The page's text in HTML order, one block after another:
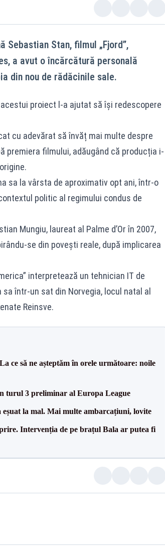
Stan, filmul „Fjord”,
a avut o încărcătură personală
din nou de rădăcinile sale.
proiect l-a ajutat să își redescopere
cu adevărat să învăț mai multe despre
premiera filmului, adăugând că producția i-
sa la vârsta de aproximativ opt ani, într-o
politic al regimului condus de
Mungiu, laureat al Palme d’Or în 2007,
se din povești reale, după implicarea
interpretează un tehnician IT de
într-un sat din Norvegia, locul natal al
Reinsve.
ce să ne așteptăm în orele următoare: noile
turul 3 preliminar al Europa League
la mal. Mai multe ambarcațiuni, lovite
Intervenția de pe brațul Bala ar putea fi